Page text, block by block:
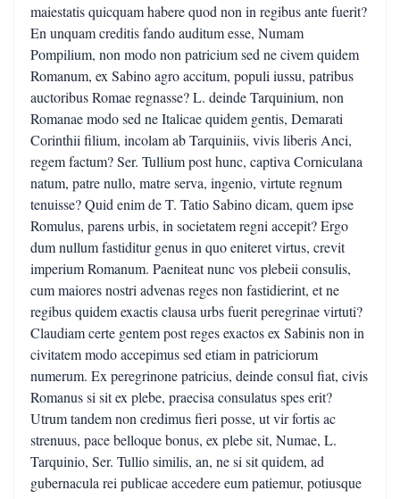
maiestatis quicquam habere quod non in regibus ante fuerit?
En unquam creditis fando auditum esse, Numam
Pompilium, non modo non patricium sed ne civem quidem
Romanum, ex Sabino agro accitum, populi iussu, patribus
auctoribus Romae regnasse? L. deinde Tarquinium, non
Romanae modo sed ne Italicae quidem gentis, Demarati
Corinthii filium, incolam ab Tarquiniis, vivis liberis Anci,
regem factum? Ser. Tullium post hunc, captiva Corniculana
natum, patre nullo, matre serva, ingenio, virtute regnum
tenuisse? Quid enim de T. Tatio Sabino dicam, quem ipse
Romulus, parens urbis, in societatem regni accepit? Ergo
dum nullum fastiditur genus in quo eniteret virtus, crevit
imperium Romanum. Paeniteat nunc vos plebeii consulis,
cum maiores nostri advenas reges non fastidierint, et ne
regibus quidem exactis clausa urbs fuerit peregrinae virtuti?
Claudiam certe gentem post reges exactos ex Sabinis non in
civitatem modo accepimus sed etiam in patriciorum
numerum. Ex peregrinone patricius, deinde consul fiat, civis
Romanus si sit ex plebe, praecisa consulatus spes erit?
Utrum tandem non credimus fieri posse, ut vir fortis ac
strenuus, pace belloque bonus, ex plebe sit, Numae, L.
Tarquinio, Ser. Tullio similis, an, ne si sit quidem, ad
gubernacula rei publicae accedere eum patiemur, potiusque